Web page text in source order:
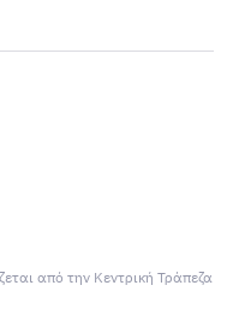
από την Κεντρική Τράπεζα